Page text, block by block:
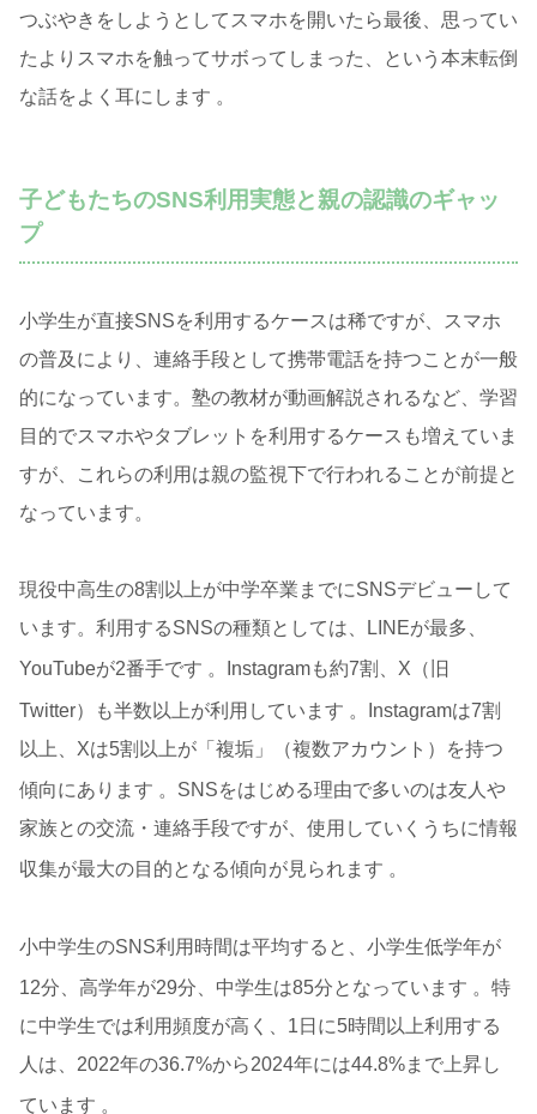
つぶやきをしようとしてスマホを開いたら最後、思ってい
たよりスマホを触ってサボってしまった、という本末転倒
な話をよく耳にします 。
子どもたちのSNS利用実態と親の認識のギャッ
プ
小学生が直接SNSを利用するケースは稀ですが、スマホ
の普及により、連絡手段として携帯電話を持つことが一般
的になっています。塾の教材が動画解説されるなど、学習
目的でスマホやタブレットを利用するケースも増えていま
すが、これらの利用は親の監視下で行われることが前提と
なっています。
現役中高生の8割以上が中学卒業までにSNSデビューして
います。利用するSNSの種類としては、LINEが最多、
YouTubeが2番手です 。Instagramも約7割、X（旧
Twitter）も半数以上が利用しています 。Instagramは7割
以上、Xは5割以上が「複垢」（複数アカウント）を持つ
傾向にあります 。SNSをはじめる理由で多いのは友人や
家族との交流・連絡手段ですが、使用していくうちに情報
収集が最大の目的となる傾向が見られます 。
小中学生のSNS利用時間は平均すると、小学生低学年が
12分、高学年が29分、中学生は85分となっています 。特
に中学生では利用頻度が高く、1日に5時間以上利用する
人は、2022年の36.7%から2024年には44.8%まで上昇し
ています 。